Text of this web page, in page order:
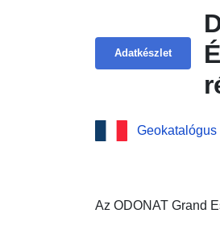
Adatkészlet
Az ODONAT Grand